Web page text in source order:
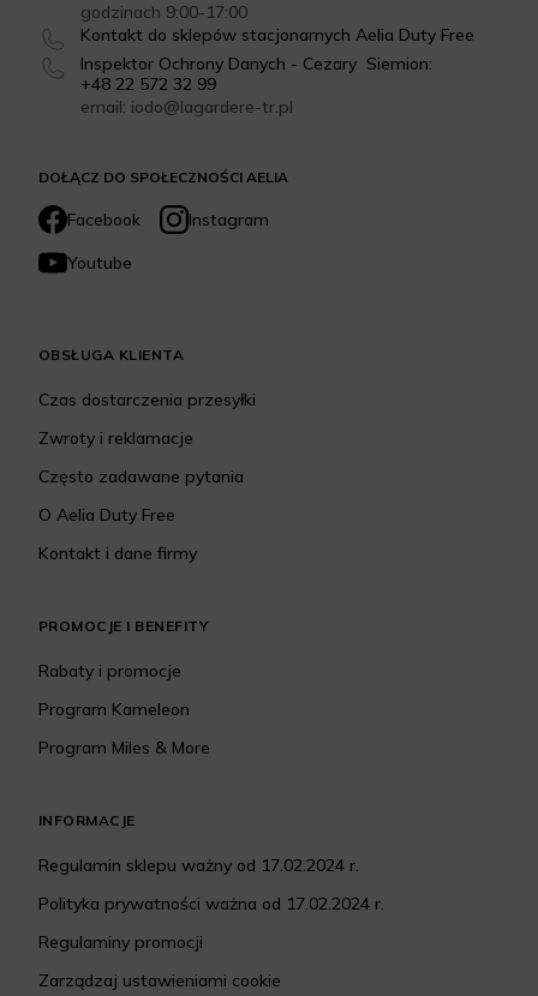
DOŁĄCZ DO SPOŁECZNOŚCI AELIA
Facebook
Instagram
Youtube
godzinach 9:00-17:00
Kontakt do sklepów stacjonarnych Aelia Duty Free
Inspektor Ochrony Danych - Cezary Siemion:
+48 22 572 32 99
email: iodo@lagardere-tr.pl
OBSŁUGA KLIENTA
Czas dostarczenia przesyłki
Zwroty i reklamacje
Często zadawane pytania
O Aelia Duty Free
Kontakt i dane firmy
PROMOCJE I BENEFITY
Rabaty i promocje
Program Kameleon
Program Miles & More
INFORMACJE
Regulamin sklepu ważny od 17.02.2024 r.
Polityka prywatności ważna od 17.02.2024 r.
Regulaminy promocji
Zarządzaj ustawieniami cookie